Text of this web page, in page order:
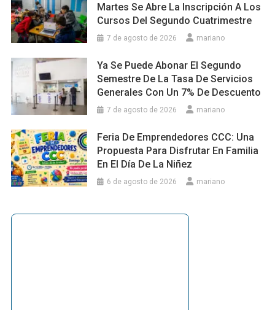
Martes Se Abre La Inscripción A Los
Cursos Del Segundo Cuatrimestre
7 de agosto de 2026 mariano
Ya Se Puede Abonar El Segundo
Semestre De La Tasa De Servicios
Generales Con Un 7% De Descuento
7 de agosto de 2026 mariano
Feria De Emprendedores CCC: Una
Propuesta Para Disfrutar En Familia
En El Día De La Niñez
6 de agosto de 2026 mariano